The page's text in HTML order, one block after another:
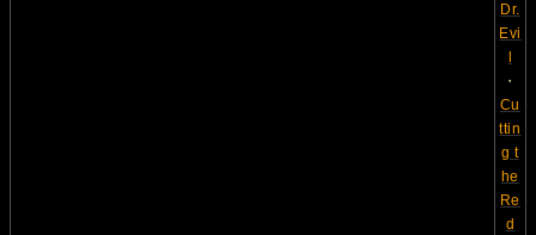
Dr.
Evi
・
Cu
ttin
g t
he
Re
d